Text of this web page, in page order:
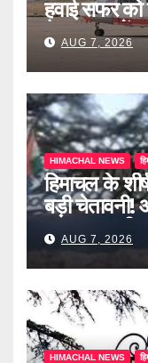
हवाई सफर
फैसला, जानें
AUG 7, 2026
HIMACHAL NEWS
हिमाचल के
बड़ी चेतावनी!
अवमानना की
AUG 7, 2026
HIMACHAL NEWS